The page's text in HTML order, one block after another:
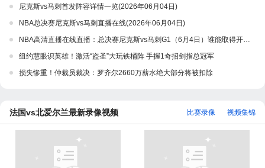
尼克斯vs马刺首发阵容详情一览(2026年06月04日)
NBA总决赛尼克斯vs马刺直播在线(2026年06月04日)
NBA高清直播在线直播：总决赛尼克斯vs马刺G1（6月4日）谁能取得开门红？附首发名单预测
纽约慧眼识英雄！激活“盗圣”大玩铁桶阵 手握1奇招剑指总冠军
损失惨重！仲裁员裁决：罗齐尔2660万薪水绝大部分将被扣除
法国vs北爱尔兰最新录像视频 视频集锦
比赛录像